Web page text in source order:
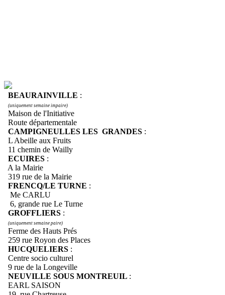
BEAURAINVILLE :
(uniquement semaine impaire)
Maison de l'Initiative
Route départementale
CAMPIGNEULLES LES GRANDES :
L Abeille aux Fruits
11 chemin de Wailly
ECUIRES :
A la Mairie
319 rue de la Mairie
FRENCQ/LE TURNE :
Me CARLU
6, grande rue Le Turne
GROFFLIERS :
(uniquement semaine paire)
Ferme des Hauts Prés
259 rue Royon des Places
HUCQUELIERS :
Centre socio culturel
9 rue de la Longeville
NEUVILLE SOUS MONTREUIL :
EARL SAISON